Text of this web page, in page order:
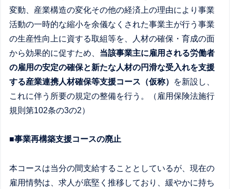
変動、産業構造の変化その他の経済上の理由により事業
活動の一時的な縮小を余儀なくされた事業主が行う事業
の生産性向上に資する取組等を、人材の確保・育成の面
から効果的に促すため、 当該事業主に雇用される労働者
の雇用の安定の確保と新たな人材の円滑な受入れを支援
する産業連携人材確保等支援コース（仮称）
を新設し、
これに伴う所要の規定の整備を行う。（雇用保険法施行
規則第102条の3の2）
■事業再構築支援コースの廃止
本コースは当分の間支給することとしているが、現在の
雇用情勢は、求人が底堅く推移しており、緩やかに持ち